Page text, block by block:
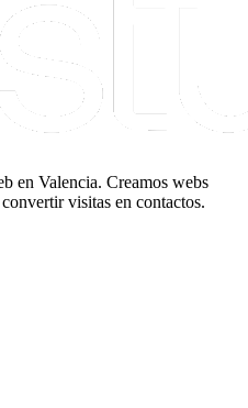
en Valencia. Creamos webs
visitas en contactos.